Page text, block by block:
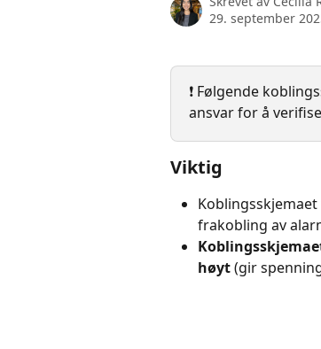
29. september
❗️ Følgende
ansvar for å
Viktig
frakobling av
høyt (gir